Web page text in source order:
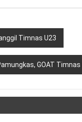
Timnas U23
GOAT